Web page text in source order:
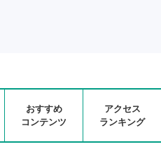
おすすめ
コンテンツ
アクセス
ランキング